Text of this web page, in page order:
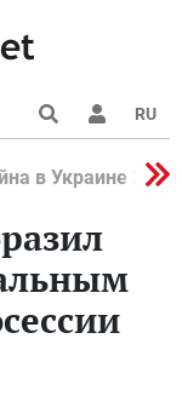
RU
в Украине 2022